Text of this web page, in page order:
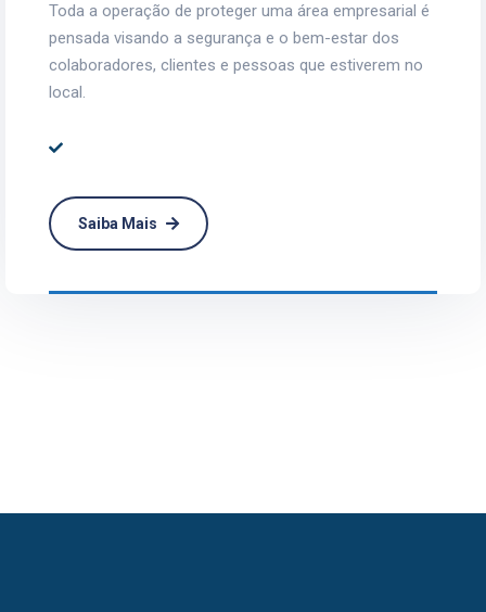
Toda a operação de proteger uma área empresarial é
pensada visando a segurança e o bem-estar dos
colaboradores, clientes e pessoas que estiverem no
local.
Saiba Mais